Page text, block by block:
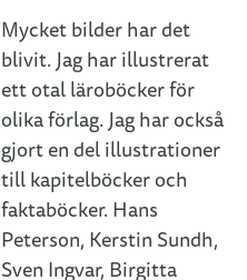
Mycket bilder har det
blivit. Jag har illustrerat
ett otal läroböcker för
olika förlag. Jag har också
gjort en del illustrationer
till kapitelböcker och
faktaböcker. Hans
Peterson, Kerstin Sundh,
Sven Ingvar, Birgitta